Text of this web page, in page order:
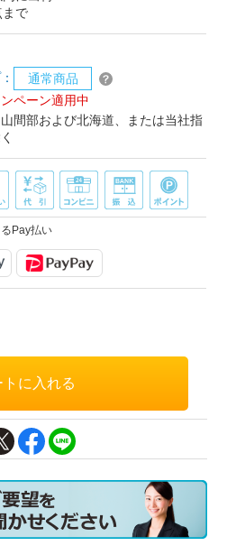
まで
通常商品
ペーン適用中
間部および北海道、または当社指
Pay払い